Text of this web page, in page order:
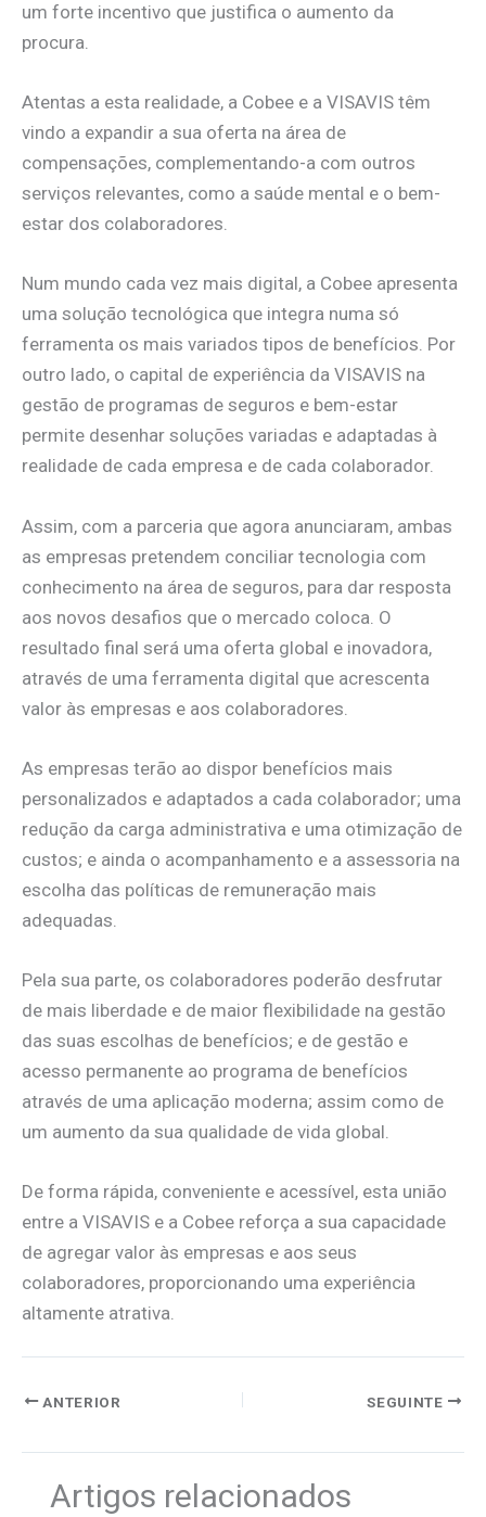
um forte incentivo que justifica o aumento da
procura.
Atentas a esta realidade, a Cobee e a VISAVIS têm
vindo a expandir a sua oferta na área de
compensações, complementando-a com outros
serviços relevantes, como a saúde mental e o bem-
estar dos colaboradores.
Num mundo cada vez mais digital, a Cobee apresenta
uma solução tecnológica que integra numa só
ferramenta os mais variados tipos de benefícios. Por
outro lado, o capital de experiência da VISAVIS na
gestão de programas de seguros e bem-estar
permite desenhar soluções variadas e adaptadas à
realidade de cada empresa e de cada colaborador.
Assim, com a parceria que agora anunciaram, ambas
as empresas pretendem conciliar tecnologia com
conhecimento na área de seguros, para dar resposta
aos novos desafios que o mercado coloca. O
resultado final será uma oferta global e inovadora,
através de uma ferramenta digital que acrescenta
valor às empresas e aos colaboradores.
As empresas terão ao dispor benefícios mais
personalizados e adaptados a cada colaborador; uma
redução da carga administrativa e uma otimização de
custos; e ainda o acompanhamento e a assessoria na
escolha das políticas de remuneração mais
adequadas.
Pela sua parte, os colaboradores poderão desfrutar
de mais liberdade e de maior flexibilidade na gestão
das suas escolhas de benefícios; e de gestão e
acesso permanente ao programa de benefícios
através de uma aplicação moderna; assim como de
um aumento da sua qualidade de vida global.
De forma rápida, conveniente e acessível, esta união
entre a VISAVIS e a Cobee reforça a sua capacidade
de agregar valor às empresas e aos seus
colaboradores, proporcionando uma experiência
altamente atrativa.
ANTERIOR SEGUINTE
Artigos relacionados